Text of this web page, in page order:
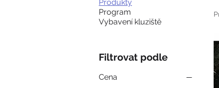
Produkty
Program
Vybavení kluziště
Filtrovat podle
Cena